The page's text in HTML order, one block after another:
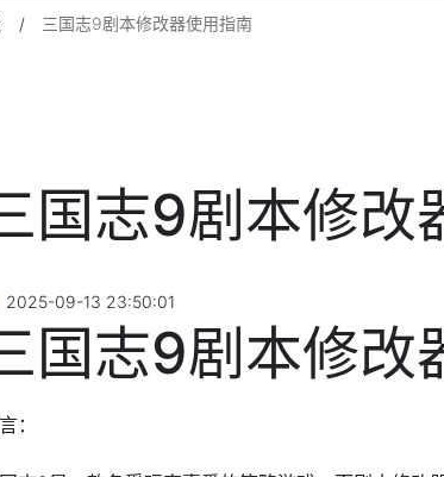
三国志9剧本修改器使用指南
国志9剧本修改
2025-09-13 23:50:01
国志9剧本修改
：